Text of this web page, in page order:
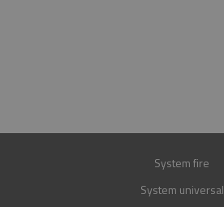
System fire
System universal